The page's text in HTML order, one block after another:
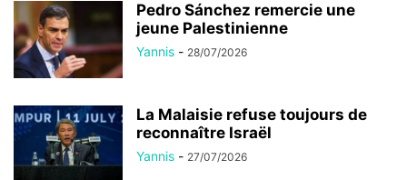
Pedro Sánchez remercie une
jeune Palestinienne
Yannis - 28/07/2026
La Malaisie refuse toujours de
reconnaître Israël
Yannis - 27/07/2026